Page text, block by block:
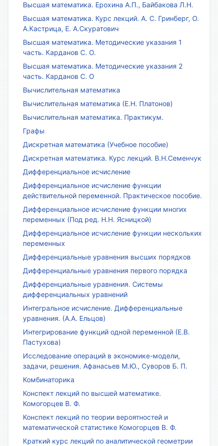
Высшая математика. Ерохина А.П., Байбакова Л.Н.
Высшая математика. Курс лекций. А. С. Гринберг, О.
А.Кастрица, Е. А.Скуратович
Высшая математика. Методические указания 1
часть. Карданов С. О.
Высшая математика. Методические указания 2
часть. Карданов С. О
Вычислительная математика
Вычислительная математика (Е.Н. Платонов)
Вычислительная математика. Практикум.
Графы
Дискретная математика (Учебное пособие)
Дискретная математика. Курс лекций. В.Н.Семенчук
Дифференциальное исчисление
Дифференциальное исчисление функции
действительной переменной. Практическое пособие.
Дифференциальное исчисление функции многих
переменных (Под ред. Н.Н. Ясницкой)
Дифференциальное исчисление функции нескольких
переменных
Дифференциальные уравнения высших порядков
Дифференциальные уравнения первого порядка
Дифференциальные уравнения. Системы
дифференциальных уравнений
Интегральное исчисление. Дифференциальные
уравнения. (А.А. Ельцов)
Интегрирование функций одной переменной (Е.В.
Пастухова)
Исследование операций в экономике-модели,
задачи, решения. Афанасьев М.Ю., Суворов Б. П.
Комбинаторика
Конспект лекций по высшей математике.
Комогорцев В. Ф.
Конспект лекций по теории вероятностей и
математической статистике Комогорцев В. Ф.
Краткий курс лекций по аналитической геометрии